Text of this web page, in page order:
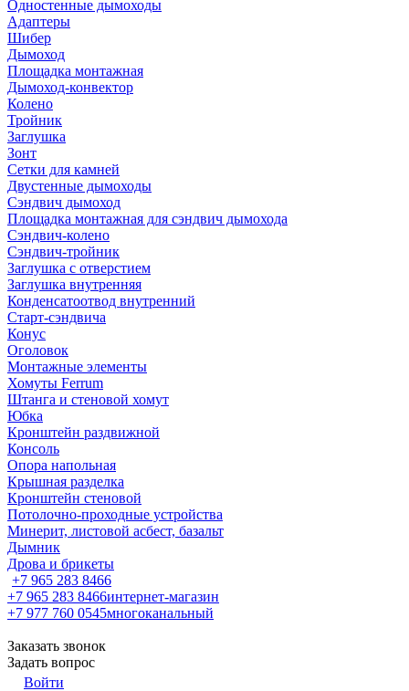
Одностенные дымоходы
Адаптеры
Шибер
Дымоход
Площадка монтажная
Дымоход-конвектор
Колено
Тройник
Заглушка
Зонт
Сетки для камней
Двустенные дымоходы
Сэндвич дымоход
Площадка монтажная для сэндвич дымохода
Сэндвич-колено
Сэндвич-тройник
Заглушка с отверстием
Заглушка внутренняя
Конденсатоотвод внутренний
Старт-сэндвича
Конус
Оголовок
Монтажные элементы
Хомуты Ferrum
Штанга и стеновой хомут
Юбка
Кронштейн раздвижной
Консоль
Опора напольная
Крышная разделка
Кронштейн стеновой
Потолочно-проходные устройства
Минерит, листовой асбест, базальт
Дымник
Дрова и брикеты
+7 965 283 8466
+7 965 283 8466интернет-магазин
+7 977 760 0545многоканальный
Заказать звонок
Задать вопрос
Войти